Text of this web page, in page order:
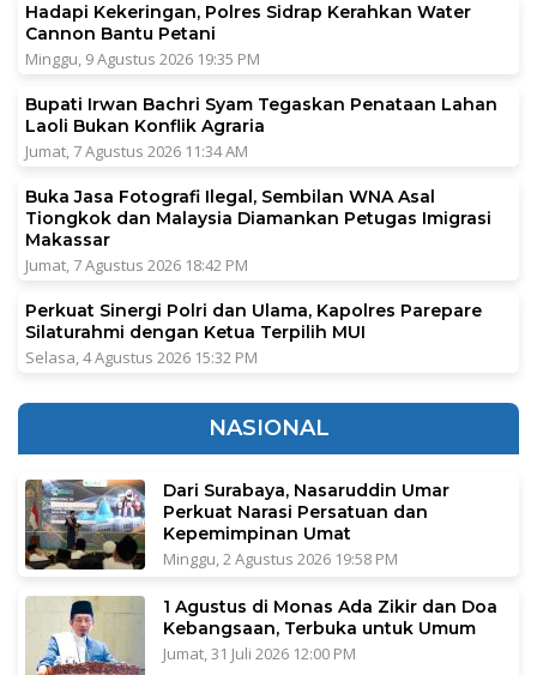
Hadapi Kekeringan, Polres Sidrap Kerahkan Water
Cannon Bantu Petani
Minggu, 9 Agustus 2026 19:35 PM
Bupati Irwan Bachri Syam Tegaskan Penataan Lahan
Laoli Bukan Konflik Agraria
Jumat, 7 Agustus 2026 11:34 AM
Buka Jasa Fotografi Ilegal, Sembilan WNA Asal
Tiongkok dan Malaysia Diamankan Petugas Imigrasi
Makassar
Jumat, 7 Agustus 2026 18:42 PM
Perkuat Sinergi Polri dan Ulama, Kapolres Parepare
Silaturahmi dengan Ketua Terpilih MUI
Selasa, 4 Agustus 2026 15:32 PM
NASIONAL
Dari Surabaya, Nasaruddin Umar
Perkuat Narasi Persatuan dan
Kepemimpinan Umat
Minggu, 2 Agustus 2026 19:58 PM
1 Agustus di Monas Ada Zikir dan Doa
Kebangsaan, Terbuka untuk Umum
Jumat, 31 Juli 2026 12:00 PM